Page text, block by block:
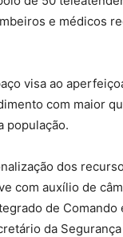
e médicos
visa ao
com maior
população.
dos
com auxílio de
de
da